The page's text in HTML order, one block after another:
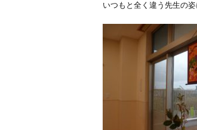
いつもと全く違う先生の姿